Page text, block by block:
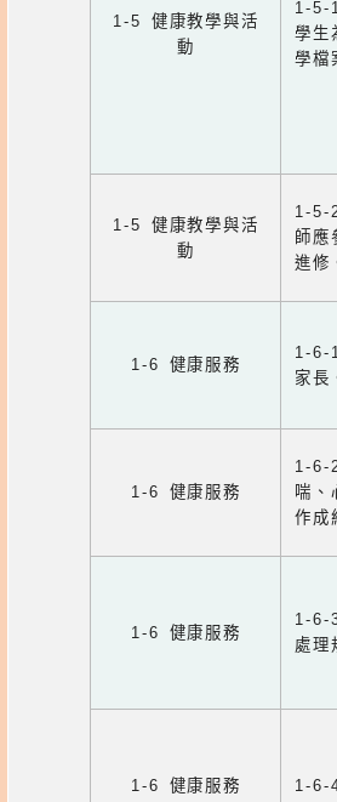
1-5 健康教學與活
動
1-5-
學生
學檔
1-5 健康教學與活
動
1-5-
師應
進修
1-6 健康服務
1-6-
家長
1-6 健康服務
1-6-
喘、
作成
1-6 健康服務
1-6-
處理
1-6 健康服務 1-6-